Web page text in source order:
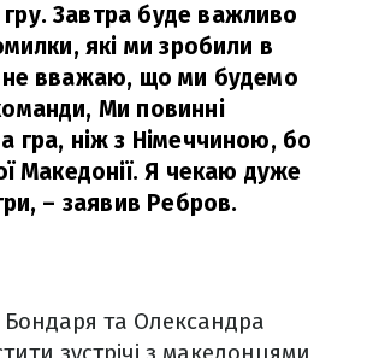
Завтра буде важливо
які ми зробили в
не вважаю, що ми будемо
Ми повинні
гра, ніж з Німеччиною, бо
Македонії. Я чекаю дуже
– заявив Ребров.
Бондаря та Олександра